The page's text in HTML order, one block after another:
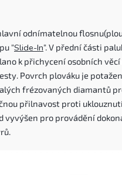
odnímatelnou
"Slide-In". V přední části
k přichycení osobních věcí
Povrch plováku je
frézovaných diamantů
přilnavost proti
vyvýšen pro provádění